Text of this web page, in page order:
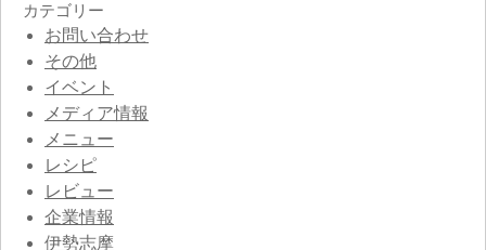
カテゴリー
お問い合わせ
その他
イベント
メディア情報
メニュー
レシピ
レビュー
企業情報
伊勢志摩